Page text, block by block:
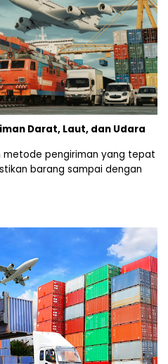
Darat, Laut, dan Udara
metode pengiriman yang tepat
barang sampai dengan